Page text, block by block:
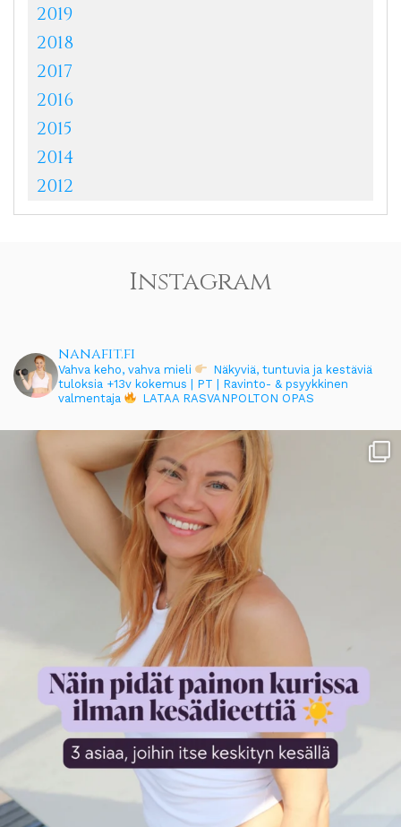
2019
2018
2017
2016
2015
2014
2012
Instagram
nanafit.fi
Vahva keho, vahva mieli
Näkyviä, tuntuvia ja kestäviä
tuloksia +13v kokemus | PT | Ravinto- & psyykkinen
valmentaja
LATAA RASVANPOLTON OPAS